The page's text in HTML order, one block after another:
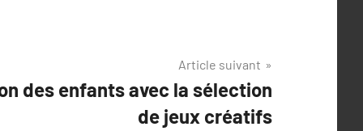
Article suivant
des enfants avec la sélection
de jeux créatifs